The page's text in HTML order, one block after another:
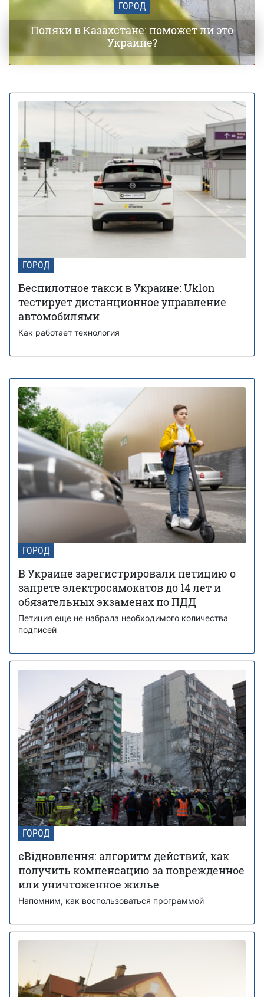
ГОРОД
Поляки в Казахстане: поможет ли это
Украине?
ГОРОД
Беспилотное такси в Украине: Uklon
тестирует дистанционное управление
автомобилями
Как работает технология
ГОРОД
В Украине зарегистрировали петицию о
запрете электросамокатов до 14 лет и
обязательных экзаменах по ПДД
Петиция еще не набрала необходимого количества
подписей
ГОРОД
єВідновлення: алгоритм действий, как
получить компенсацию за поврежденное
или уничтоженное жилье
Напомним, как воспользоваться программой